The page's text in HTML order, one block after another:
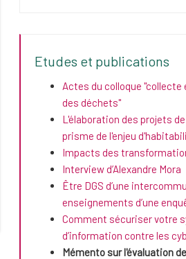
Etudes et publications
Actes du colloque
des déchets"
L'élaboration des projets
prisme de l'enjeu
Impacts des
Interview d’Alexandre Mora
Être DGS d’une
enseignements d’une
Comment sécuriser votre
d’information contre les
Mémento sur l'évaluation